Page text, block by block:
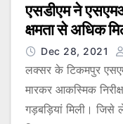
एसडीएम ने एसएमआई पर की छापेमारी दो गाड़ियों में
क्षमता से अधिक
Dec 28, 2021
लक्सर के टिकमपुर
मारकर आकस्मिक
गड़बड़ियां मिली।